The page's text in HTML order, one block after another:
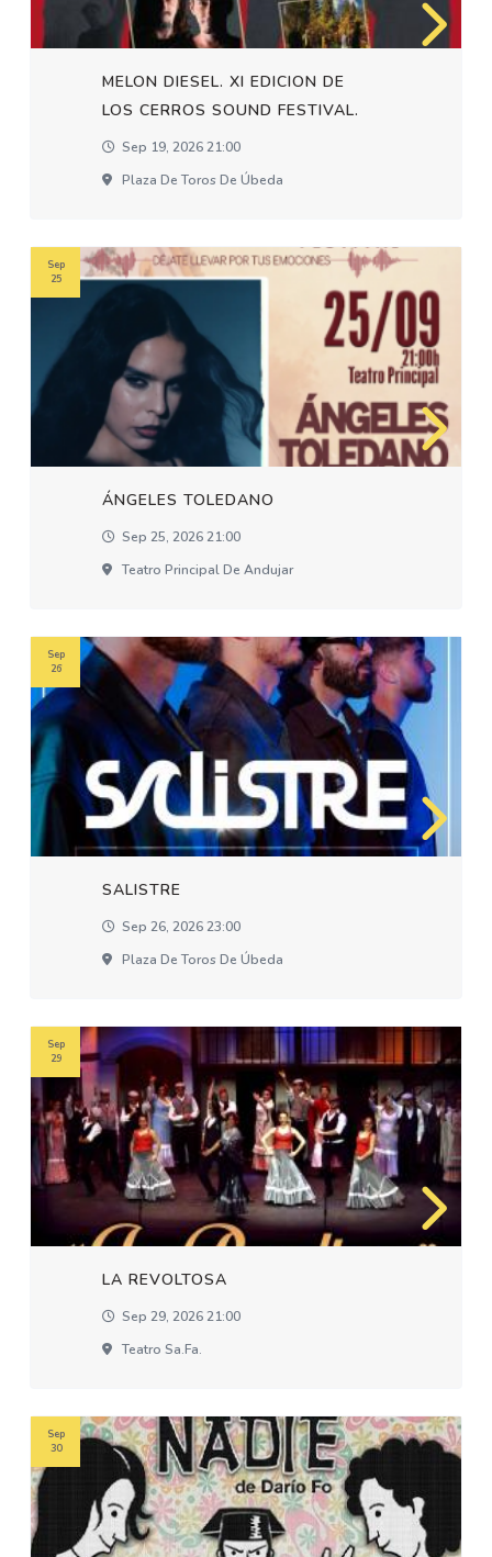
MELON DIESEL. XI EDICION DE
LOS CERROS SOUND FESTIVAL.
Sep 19, 2026 21:00
Plaza De Toros De Úbeda
ÁNGELES TOLEDANO
Sep 25, 2026 21:00
Teatro Principal De Andujar
Sep
25
SALISTRE
Sep 26, 2026 23:00
Plaza De Toros De Úbeda
Sep
26
LA REVOLTOSA
Sep 29, 2026 21:00
Teatro Sa.fa.
Sep
29
Sep
30